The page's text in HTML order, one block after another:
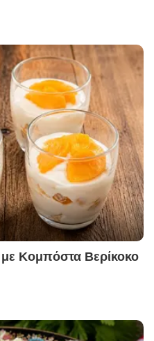
Κομπόστα Βερίκοκο